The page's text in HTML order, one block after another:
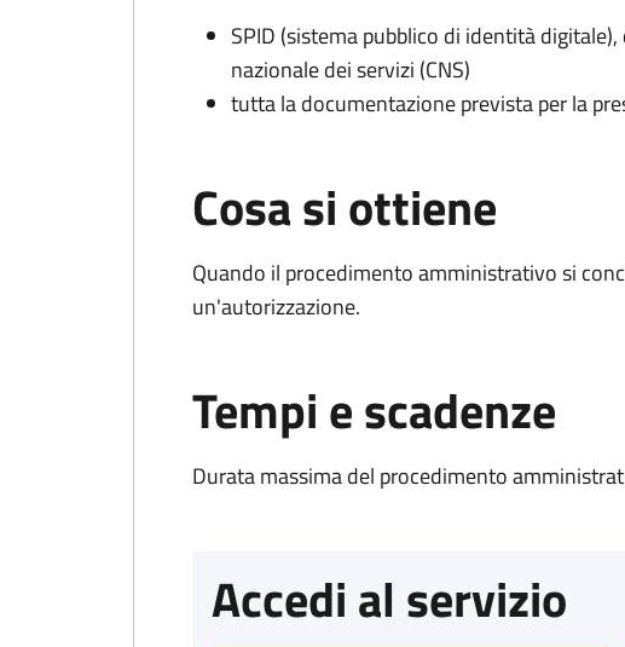
SPID (sistema pubblico di identità
nazionale dei servizi (CNS)
tutta la documentazione prevista per la
Cosa si ottiene
Quando il procedimento amministrativo si
un'autorizzazione.
Tempi e scadenze
Durata massima del procedimento
Accedi al servizio